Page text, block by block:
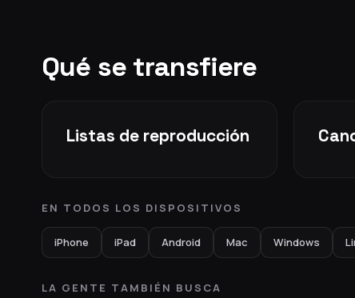
Qué se transfiere
Listas de reproducción
EN TODOS LOS DISPOSITIVOS
iPhone iPad Android Mac Windows
LA GENTE TAMBIÉN BUSCA